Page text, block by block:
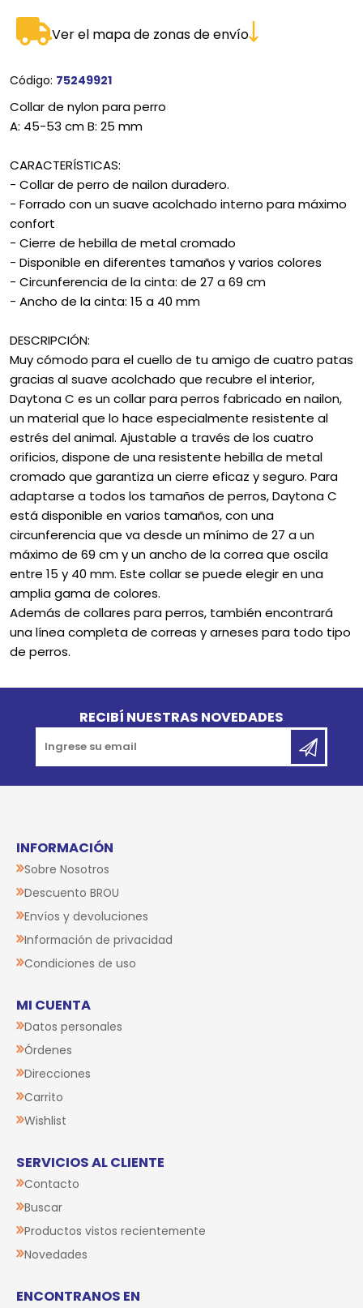
Ver el mapa de zonas de envío
Código: 75249921
Collar de nylon para perro
A: 45-53 cm B: 25 mm
CARACTERÍSTICAS:
- Collar de perro de nailon duradero.
- Forrado con un suave acolchado interno para máximo
confort
- Cierre de hebilla de metal cromado
- Disponible en diferentes tamaños y varios colores
- Circunferencia de la cinta: de 27 a 69 cm
- Ancho de la cinta: 15 a 40 mm
DESCRIPCIÓN:
Muy cómodo para el cuello de tu amigo de cuatro patas
gracias al suave acolchado que recubre el interior,
Daytona C es un collar para perros fabricado en nailon,
un material que lo hace especialmente resistente al
estrés del animal. Ajustable a través de los cuatro
orificios, dispone de una resistente hebilla de metal
cromado que garantiza un cierre eficaz y seguro. Para
adaptarse a todos los tamaños de perros, Daytona C
está disponible en varios tamaños, con una
circunferencia que va desde un mínimo de 27 a un
máximo de 69 cm y un ancho de la correa que oscila
entre 15 y 40 mm. Este collar se puede elegir en una
amplia gama de colores.
Además de collares para perros, también encontrará
una línea completa de correas y arneses para todo tipo
de perros.
RECIBÍ NUESTRAS NOVEDADES
INFORMACIÓN
Sobre Nosotros
Descuento BROU
Envíos y devoluciones
Información de privacidad
Condiciones de uso
MI CUENTA
Datos personales
Órdenes
Direcciones
Carrito
Wishlist
SERVICIOS AL CLIENTE
Contacto
Buscar
Productos vistos recientemente
Novedades
ENCONTRANOS EN